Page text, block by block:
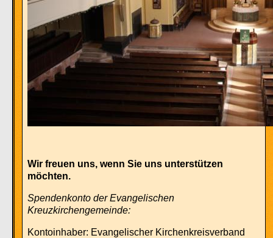
Wir freuen uns, wenn Sie uns unterstützen
möchten.
Spendenkonto der Evangelischen
Kreuzkirchengemeinde:
Kontoinhaber: Evangelischer Kirchenkreisverband